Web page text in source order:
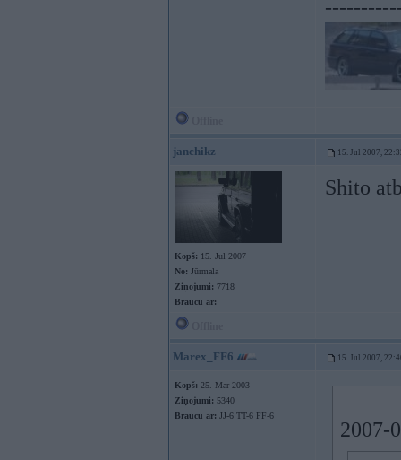
janchikz 15. Jul 2007,
Kopš: 15. Jul 2007
No: Jūrmala
Ziņojumi: 7718
Braucu ar:
Shito
Marex_FF6 15. Jul 2007,
Kopš: 25. Mar 2003
Ziņojumi: 5340
Braucu ar: JJ-6 TT-6 FF-6
2007-